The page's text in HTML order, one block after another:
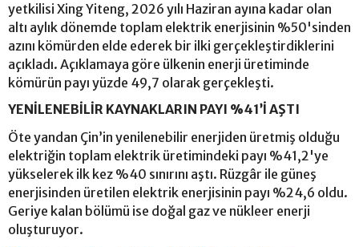
yetkilisi Xing Yiteng, 2026 yılı Haziran ayına kadar olan
altı aylık dönemde toplam elektrik enerjisinin %50'sinden
azını kömürden elde ederek bir ilki gerçekleştirdiklerini
açıkladı. Açıklamaya göre ülkenin enerji üretiminde
kömürün payı yüzde 49,7 olarak gerçekleşti.
YENİLENEBİLİR KAYNAKLARIN PAYI %41’İ AŞTI
Öte yandan Çin’in yenilenebilir enerjiden üretmiş olduğu
elektriğin toplam elektrik üretimindeki payı %41,2'ye
yükselerek ilk kez %40 sınırını aştı. Rüzgâr ile güneş
enerjisinden üretilen elektrik enerjisinin payı %24,6 oldu.
Geriye kalan bölümü ise doğal gaz ve nükleer enerji
oluşturuyor.